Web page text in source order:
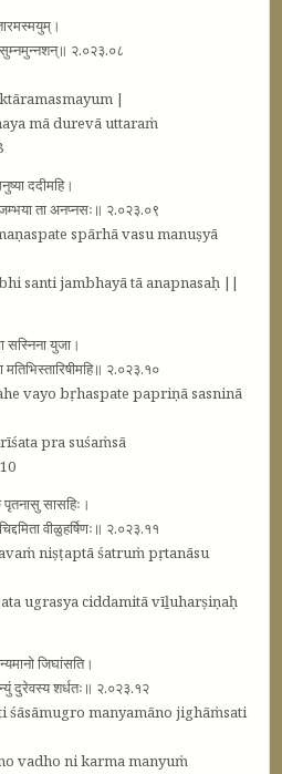
सुम्नमुन्नशन्॥ २.०२३.०८
|
mā durevā uttaraṁ
ददीमहि।
जम्भया ता अनप्नसः॥ २.०२३.०९
spārhā vasu manuṣyā
santi jambhayā tā anapnasaḥ ||
सस्निना युजा।
२.०२३.१०
vayo bṛhaspate papriṇā sasninā
pra suśaṁsā
पृतनासु सासहिः।
वीळुहर्षिणः॥ २.०२३.११
niṣṭaptā śatruṁ pṛtanāsu
ugrasya ciddamitā vīḻuharṣiṇaḥ
जिघांसति।
दुरेवस्य शर्धतः॥ २.०२३.१२
śāsāmugro manyamāno jighāṁsati
vadho ni karma manyuṁ